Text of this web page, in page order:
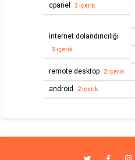
cpanel 3 içerik
internet dolandırıcılığı
3 içerik
remote desktop 2 içerik
android 2 içerik